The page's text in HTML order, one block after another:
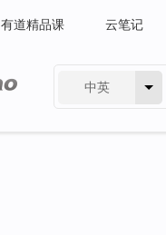
有道精品课 云笔记
中英